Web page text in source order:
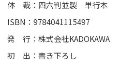
体 裁：四六判並製 単行本
ISBN：9784041115497
発 行：株式会社KADOKAWA
初 出：書き下ろし